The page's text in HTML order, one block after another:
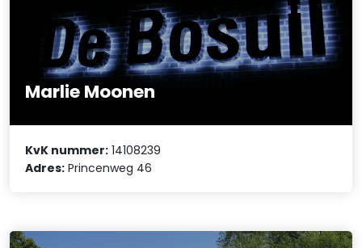
Marlie Moonen
KvK nummer: 14108239
Adres: Princenweg 46